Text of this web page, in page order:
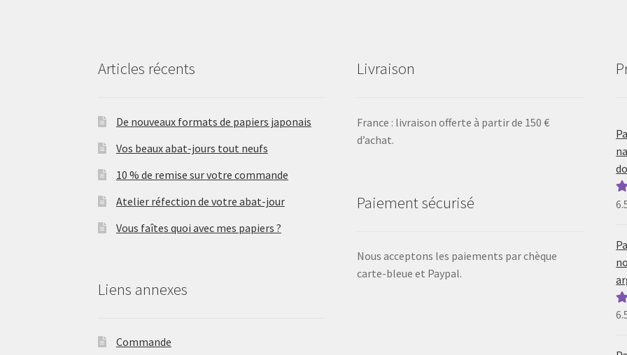
Articles récents
De nouveaux formats de papiers japonais
Vos beaux abat-jours tout neufs
10 % de remise sur votre commande
Atelier réfection de votre abat-jour
Vous faîtes quoi avec mes papiers ?
Liens annexes
Commande
Livraison
France : livraison offerte à partir de 150 €
d’achat.
Paiement sécurisé
Nous acceptons les paiements par chèque
carte-bleue et Paypal.